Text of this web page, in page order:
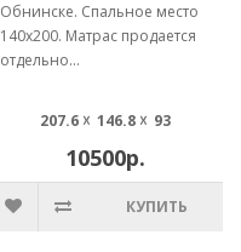
Обнинске. Спальное место
140х200. Матрас продается
отдельно...
207.6 ☓ 146.8 ☓ 93
10500р.
КУПИТЬ